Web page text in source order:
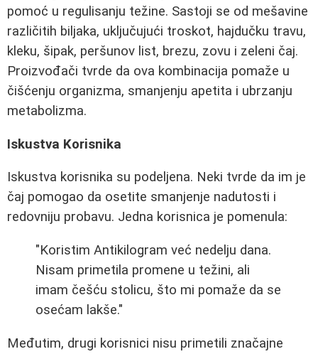
pomoć u regulisanju težine. Sastoji se od mešavine
različitih biljaka, uključujući troskot, hajdučku travu,
kleku, šipak, peršunov list, brezu, zovu i zeleni čaj.
Proizvođači tvrde da ova kombinacija pomaže u
čišćenju organizma, smanjenju apetita i ubrzanju
metabolizma.
Iskustva Korisnika
Iskustva korisnika su podeljena. Neki tvrde da im je
čaj pomogao da osetite smanjenje nadutosti i
redovniju probavu. Jedna korisnica je pomenula:
"Koristim Antikilogram već nedelju dana.
Nisam primetila promene u težini, ali
imam češću stolicu, što mi pomaže da se
osećam lakše."
Međutim, drugi korisnici nisu primetili značajne